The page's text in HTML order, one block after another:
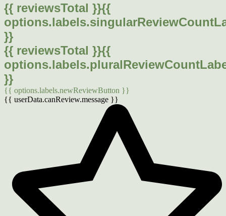
{{ reviewsTotal }}{{
}}
{{ reviewsTotal }}{{
}}
{{ options.labels.newReviewButton }}
{{ userData.canReview.message }}